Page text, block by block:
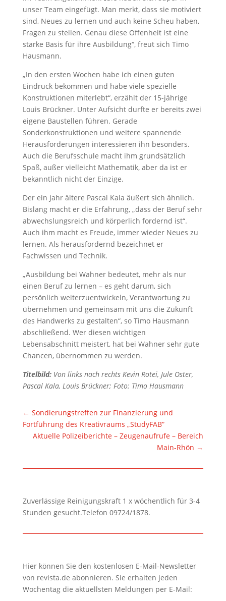
unser Team eingefügt. Man merkt, dass sie motiviert
sind, Neues zu lernen und auch keine Scheu haben,
Fragen zu stellen. Genau diese Offenheit ist eine
starke Basis für ihre Ausbildung“, freut sich Timo
Hausmann.
„In den ersten Wochen habe ich einen guten
Eindruck bekommen und habe viele spezielle
Konstruktionen miterlebt“, erzählt der 15-jährige
Louis Brückner. Unter Aufsicht durfte er bereits zwei
eigene Baustellen führen. Gerade
Sonderkonstruktionen und weitere spannende
Herausforderungen interessieren ihn besonders.
Auch die Berufsschule macht ihm grundsätzlich
Spaß, außer vielleicht Mathematik, aber da ist er
bekanntlich nicht der Einzige.
Der ein Jahr ältere Pascal Kala äußert sich ähnlich.
Bislang macht er die Erfahrung, „dass der Beruf sehr
abwechslungsreich und körperlich fordernd ist“.
Auch ihm macht es Freude, immer wieder Neues zu
lernen. Als herausfordernd bezeichnet er
Fachwissen und Technik.
„Ausbildung bei Wahner bedeutet, mehr als nur
einen Beruf zu lernen – es geht darum, sich
persönlich weiterzuentwickeln, Verantwortung zu
übernehmen und gemeinsam mit uns die Zukunft
des Handwerks zu gestalten“, so Timo Hausmann
abschließend. Wer diesen wichtigen
Lebensabschnitt meistert, hat bei Wahner sehr gute
Chancen, übernommen zu werden.
Titelbild:Von links nach rechts Kevin Rotei, Jule Oster,
Pascal Kala, Louis Brückner; Foto: Timo Hausmann
← Sondierungstreffen zur Finanzierung und
Fortführung des Kreativraums „StudyFAB“
Aktuelle Polizeiberichte – Zeugenaufrufe – Bereich
Main-Rhön →
Zuverlässige Reinigungskraft 1 x wöchentlich für 3-4
Stunden gesucht.Telefon 09724/1878.
Hier können Sie den kostenlosen E-Mail-Newsletter
von revista.de abonnieren. Sie erhalten jeden
Wochentag die aktuellsten Meldungen per E-Mail: